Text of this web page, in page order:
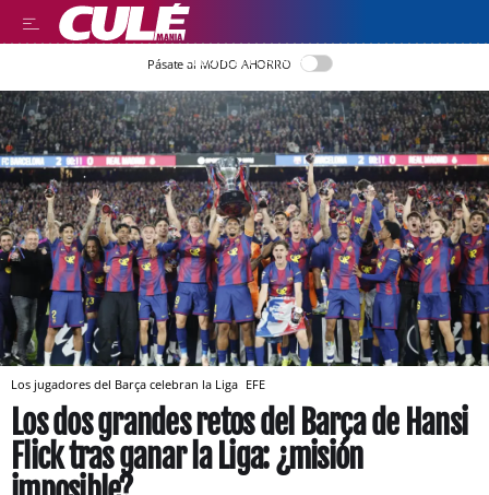
LLEGIR EN CATALÀ
Pásate al MODO AHORRO
Los jugadores del Barça celebran la Liga EFE
Los dos grandes retos del Barça de Hansi
Flick tras ganar la Liga: ¿misión